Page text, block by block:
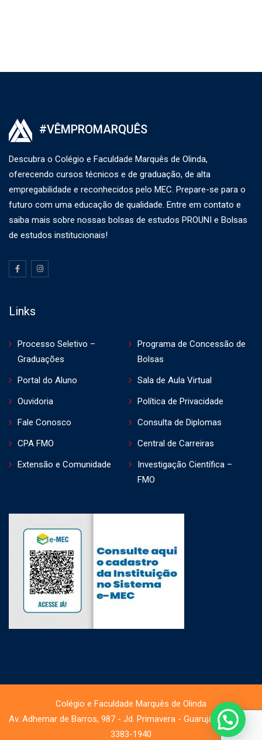
#VÊMPROMARQUÊS
Descubra o Colégio e Faculdade Marquês de Olinda,
oferecendo cursos técnicos e de graduação, de alta
empregabilidade e reconhecidos pelo MEC. Prepare-se para o
futuro com uma educação de qualidade. Entre em contato e
saiba mais sobre nossas bolsas de estudos PROUNI e Bolsas
de estudos institucionais!
Links
Processo Seletivo –
Graduações
Programa de Concessão de
Bolsas
Portal do Aluno
Sala de Aula Virtual
Ouvidoria
Política de Privacidade
Fale Conosco
Consulta de Diplomas
CPA FMO
Central de Carreiras
Extensão e Comunidade
Investigação Científica –
FMO
Colégio e Faculdade Marquês de Olinda
Av. Adhemar de Barros, 987 - Jd. Primavera - Guarujá - Tel.: (13)
3383-1940